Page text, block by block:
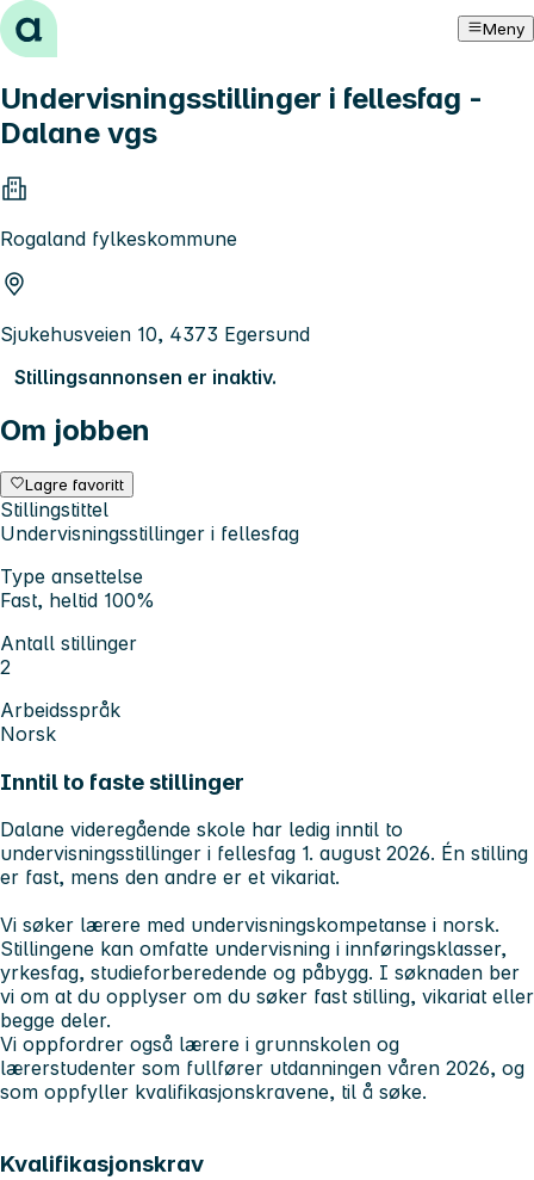
Hopp til innhold Meny
Undervisningsstillinger i fellesfag -
Dalane vgs
Rogaland fylkeskommune
Sjukehusveien 10, 4373 Egersund
Stillingsannonsen er inaktiv.
Om jobben
Lagre favoritt
Stillingstittel
Undervisningsstillinger i fellesfag
Type ansettelse
Fast, heltid 100%
Antall stillinger
2
Arbeidsspråk
Norsk
Inntil to faste stillinger
Dalane videregående skole har ledig inntil to
undervisningsstillinger i fellesfag 1. august 2026. Én stilling
er fast, mens den andre er et vikariat.
Vi søker lærere med undervisningskompetanse i norsk.
Stillingene kan omfatte undervisning i innføringsklasser,
yrkesfag, studieforberedende og påbygg. I søknaden ber
vi om at du opplyser om du søker fast stilling, vikariat eller
begge deler.
Vi oppfordrer også lærere i grunnskolen og
lærerstudenter som fullfører utdanningen våren 2026, og
som oppfyller kvalifikasjonskravene, til å søke.
Kvalifikasjonskrav